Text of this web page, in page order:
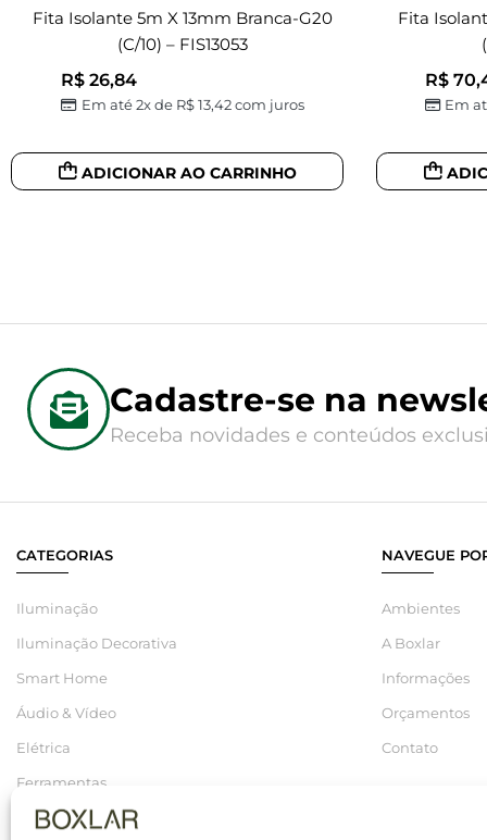
Fita Isolante 5m X 13mm Branca-G20
(c/10) – FIS13053
R$ 26,84
Em até 2x de R$13,42com juros
ADICIONAR AO CARRINHO
Fita
R$
Em
Cadastre-se na
Receba novidades e conteúdos
CATEGORIAS
Iluminação
Iluminação Decorativa
Smart Home
Áudio & Vídeo
Elétrica
Ferramentas
Hidráulica
NAVEGUE
Ambientes
A Boxlar
Informações
Orçamentos
Contato